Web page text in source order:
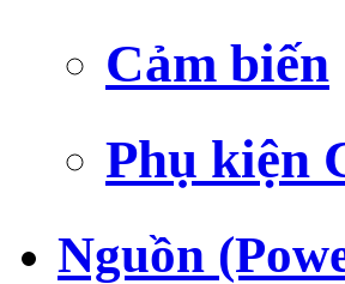
Cảm biến
Phụ kiện
Nguồn